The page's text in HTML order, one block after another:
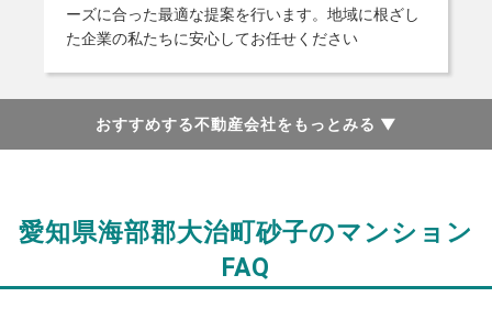
おすすめする不動産会社をもっとみる ▼
ーズに合った最適な提案を行います。地域に根ざし
た企業の私たちに安心してお任せください
愛知県海部郡大治町砂子のマンション
FAQ